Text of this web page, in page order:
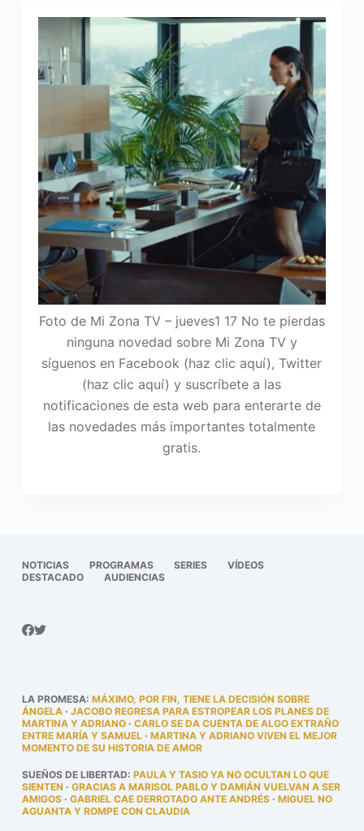
Foto de Mi Zona TV – jueves1 17 No te pierdas
ninguna novedad sobre Mi Zona TV y
síguenos en Facebook (haz clic aquí), Twitter
(haz clic aquí) y suscríbete a las
notificaciones de esta web para enterarte de
las novedades más importantes totalmente
gratis.
NOTICIAS PROGRAMAS SERIES
VÍDEOS
DESTACADO
AUDIENCIAS
LA PROMESA: MÁXIMO, POR FIN, TIENE LA DECISIÓN SOBRE
ÁNGELA· JACOBO REGRESA PARA ESTROPEAR LOS PLANES DE
MARTINA Y ADRIANO· CARLO SE DA CUENTA DE ALGO EXTRAÑO
ENTRE MARÍA Y SAMUEL· MARTINA Y ADRIANO VIVEN EL MEJOR
MOMENTO DE SU HISTORIA DE AMOR
SUEÑOS DE LIBERTAD: PAULA Y TASIO YA NO OCULTAN LO QUE
SIENTEN · GRACIAS A MARISOL PABLO Y DAMIÁN VUELVAN A SER
AMIGOS· GABRIEL CAE DERROTADO ANTE ANDRÉS· MIGUEL NO
AGUANTA Y ROMPE CON CLAUDIA